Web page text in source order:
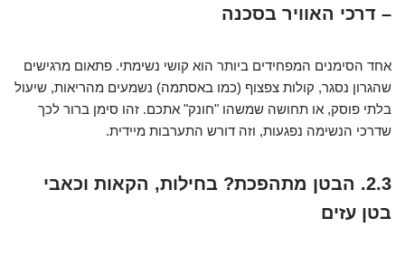
– דרכי האוויר בסכנה
אחד הסימנים המפחידים ביותר הוא קושי נשימתי. פתאום מרגישים
שהגרון נסגר, קולות צפצוף (כמו באסתמה) נשמעים מהריאות, שיעול
בלתי פוסק, או תחושה שמשהו "חונק" אתכם. זהו סימן ברור לכך
שדרכי הנשימה נפגעות, וזה דורש התערבות מיידית.
2.3. הבטן מתהפכת? בחילות, הקאות וכאבי
בטן עזים